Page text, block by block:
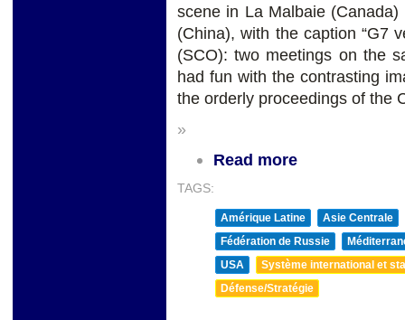
scene in La Malbaie
(China), with the caption “G7
(SCO): two meetings on the
had fun with the contrasting
the orderly proceedings of the
»
Read more
TAGS:
Amérique Latine
Asie Centrale
Fédération de Russie
USA
Système international et
Défense/Stratégie